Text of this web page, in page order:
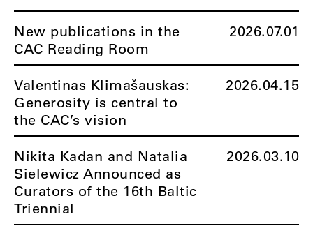
New publications in the
CAC Reading Room
2026.07.01
Valentinas Klimašauskas:
Generosity is central to
the CAC’s vision
2026.04.15
Nikita Kadan and Natalia
Sielewicz Announced as
Curators of the 16th Baltic
Triennial
2026.03.10